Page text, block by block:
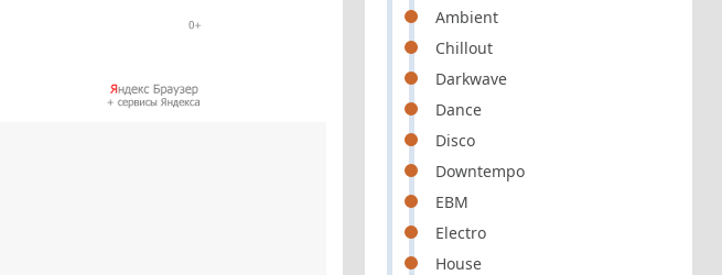
Ambient
Chillout
Darkwave
Dance
Disco
Downtempo
EBM
Electro
House